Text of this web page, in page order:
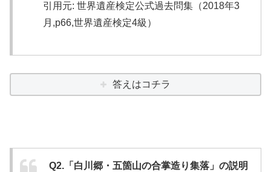
引用元: 世界遺産検定公式過去問集（2018年3
月,p66,世界遺産検定4級）
答えはコチラ
Q2.「白川郷・五箇山の合掌造り集落」の説明